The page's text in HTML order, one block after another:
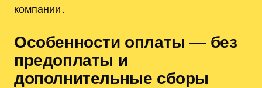
компании․
Особенности оплаты — без
предоплаты и
дополнительные сборы